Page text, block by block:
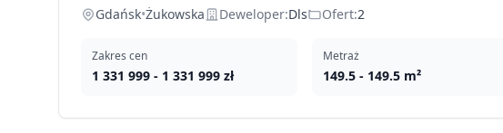
Gdańsk•Żukowska Deweloper:Dls Ofert:2
Zakres cen
1 331 999 - 1 331 999 zł
Metraż
149.5 - 149.5 m²